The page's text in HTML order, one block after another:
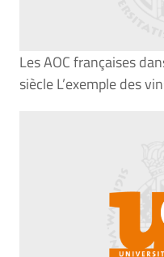
Les AOC françaises
siècle L’exemple des